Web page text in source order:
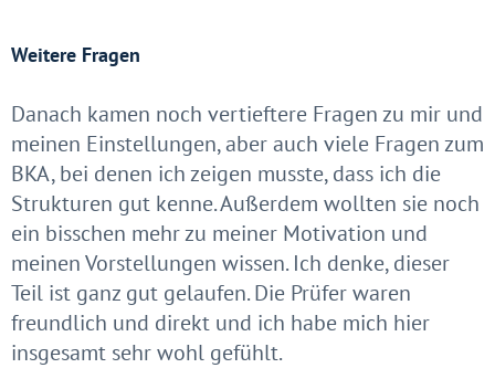
Weitere Fragen
Danach kamen noch vertieftere Fragen zu mir und
meinen Einstellungen, aber auch viele Fragen zum
BKA, bei denen ich zeigen musste, dass ich die
Strukturen gut kenne. Außerdem wollten sie noch
ein bisschen mehr zu meiner Motivation und
meinen Vorstellungen wissen. Ich denke, dieser
Teil ist ganz gut gelaufen. Die Prüfer waren
freundlich und direkt und ich habe mich hier
insgesamt sehr wohl gefühlt.